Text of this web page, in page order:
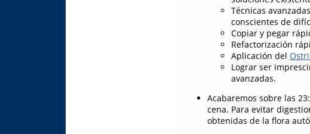
Técnicas
conscientes de
Copiar y pegar
Refactorización
Aplicación del
Lograr ser
avanzadas.
Acabaremos sobre las
cena. Para evitar
obtenidas de la flora